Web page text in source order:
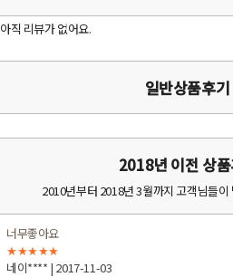
아직 리뷰가 없어요.
일반상품후
2018년 이전 상
2010년부터 2018년 3월까지 고객님들
너무좋아요
★★★★★
네이**** | 2017-11-03